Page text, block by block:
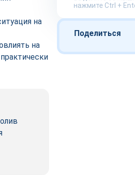
на
на
нажмите Ctrl +
Поделиться